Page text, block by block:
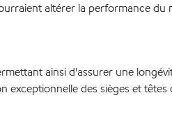
altérer la performance du
ainsi d'assurer une
des sièges et